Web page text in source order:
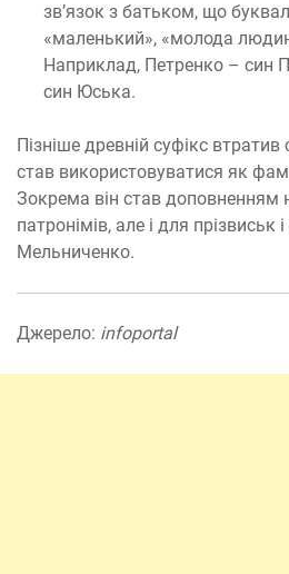
зв’язок з батьком, що
«маленький», «молода
Наприклад, Петренко – син
син Юська.
Пізніше древній суфікс
став використовуватися як
Зокрема він став доповненням
патронімів, але і для прізвиськ
Мельниченко.
Джерело: infoportal